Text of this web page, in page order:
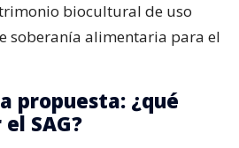
biocultural de uso
soberanía alimentaria para el
propuesta: ¿qué
SAG?